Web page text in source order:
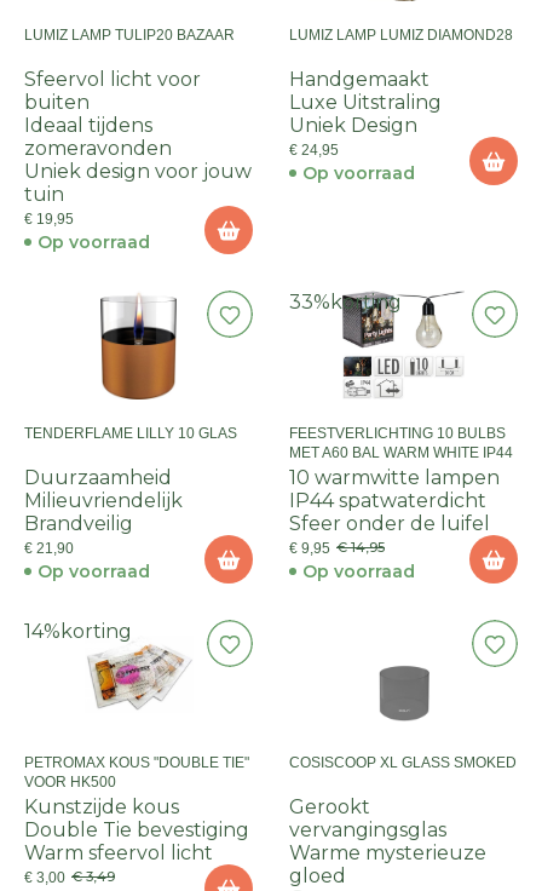
LUMIZ LAMP TULIP20 BAZAAR
Sfeervol licht voor
buiten
Ideaal tijdens
zomeravonden
Uniek design voor jouw
tuin
€ 19,95
Op voorraad
LUMIZ LAMP LUMIZ DIAMOND28
Handgemaakt
Luxe Uitstraling
Uniek Design
€ 24,95
Op voorraad
TENDERFLAME LILLY 10 GLAS
Duurzaamheid
Milieuvriendelijk
Brandveilig
€ 21,90
Op voorraad
33% korting
FEESTVERLICHTING 10 BULBS
MET A60 BAL WARM WHITE IP44
10 warmwitte lampen
IP44 spatwaterdicht
Sfeer onder de luifel
€ 9,95 € 14,95
Op voorraad
14% korting
PETROMAX KOUS "DOUBLE TIE"
VOOR HK500
Kunstzijde kous
Double Tie bevestiging
Warm sfeervol licht
€ 3,00 € 3,49
COSISCOOP XL GLASS SMOKED
Gerookt
vervangingsglas
Warme mysterieuze
gloed